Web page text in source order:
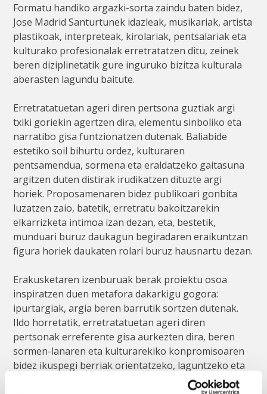
Formatu handiko argazki-sorta zaindu baten bidez,
Jose Madrid Santurtunek idazleak, musikariak, artista
plastikoak, interpreteak, kirolariak, pentsalariak eta
kulturako profesionalak erretratatzen ditu, zeinek
beren diziplinetatik gure inguruko bizitza kulturala
aberasten lagundu baitute.
Erretratatuetan ageri diren pertsona guztiak argi
txiki goriekin agertzen dira, elementu sinboliko eta
narratibo gisa funtzionatzen dutenak. Baliabide
estetiko soil bihurtu ordez, kulturaren
pentsamendua, sormena eta eraldatzeko gaitasuna
argitzen duten distirak irudikatzen dituzte argi
horiek. Proposamenaren bidez publikoari gonbita
luzatzen zaio, batetik, erretratu bakoitzarekin
elkarrizketa intimoa izan dezan, eta, bestetik,
munduari buruz daukagun begiradaren eraikuntzan
figura horiek daukaten rolari buruz hausnartu dezan.
Erakusketaren izenburuak berak proiektu osoa
inspiratzen duen metafora dakarkigu gogora:
ipurtargiak, argia beren barrutik sortzen dutenak.
Ildo horretatik, erretratatuetan ageri diren
pertsonak erreferente gisa aurkezten dira, beren
sormen-lanaren eta kulturarekiko konpromisoaren
bidez ikuspegi berriak orientatzeko, laguntzeko eta